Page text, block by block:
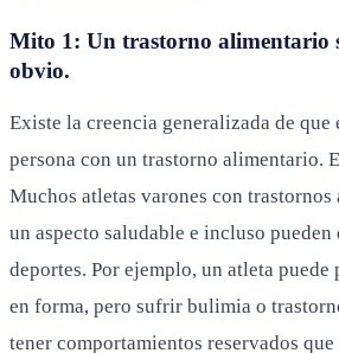
Mito 1: Un trastorno alimentario
obvio.
Existe la creencia generalizada de que
persona con un trastorno alimentario.
Muchos atletas varones con
un aspecto saludable e incluso pueden
deportes. Por ejemplo, un atleta puede
en forma, pero sufrir bulimia o
tener comportamientos reservados que